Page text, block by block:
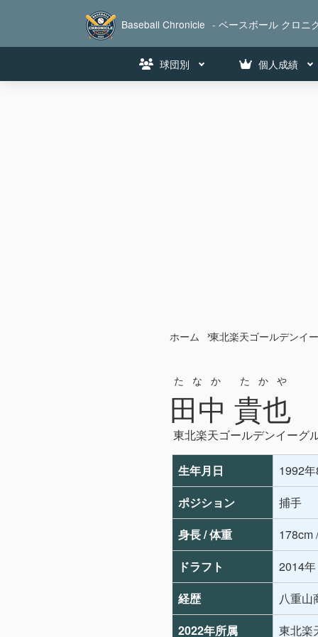
Baseball Chronicle - ベースボール クロニ
球団別 個人成績
ホーム 東北楽天ゴールデンイ
田中 貴也
たなか たかや
東北楽天ゴールデンイーグ
生年月日
1992
ポジション
捕手
身長 / 体重
178cm
ドラフト
2014
経歴
八重山
2022年所属
東北楽